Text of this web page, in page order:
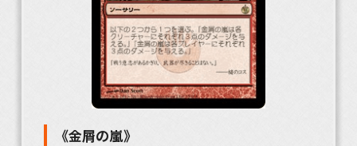
《金屑の嵐》